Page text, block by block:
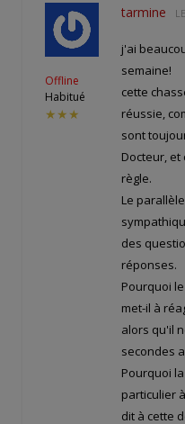
Offline
Habitué
★★★
tarmine LE
j'ai
semaine!
cette
réussie,
sont
Docteur,
règle.
Le
des
réponses.
Pourquoi
met-il à
alors qu'il
secondes
Pourquoi
particulier
dit à cette